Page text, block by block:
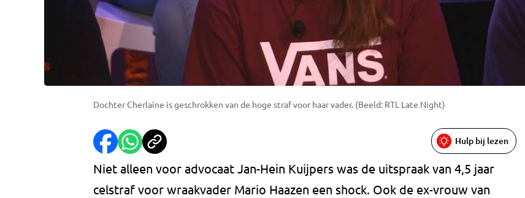
Dochter Cherlaine is geschrokken van de hoge straf voor haar vader. (Beeld: RTL Late Night)
Hulp bij lezen
Niet alleen voor advocaat Jan-Hein Kuijpers was de uitspraak van 4,5 jaar
celstraf voor wraakvader Mario Haazen een shock. Ook de ex-vrouw van